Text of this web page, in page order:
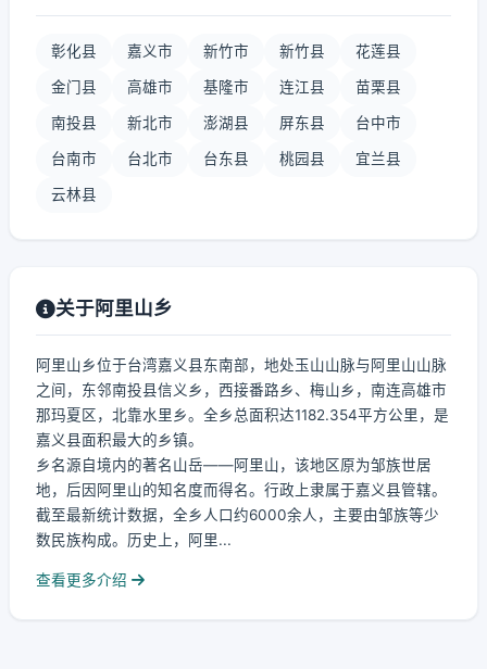
彰化县 嘉义市 新竹市 新竹县 花莲县
金门县 高雄市 基隆市 连江县 苗栗县
南投县 新北市 澎湖县 屏东县 台中市
台南市 台北市 台东县 桃园县 宜兰县
云林县
关于阿里山乡
阿里山乡位于台湾嘉义县东南部，地处玉山山脉与阿里山山脉
之间，东邻南投县信义乡，西接番路乡、梅山乡，南连高雄市
那玛夏区，北靠水里乡。全乡总面积达1182.354平方公里，是
嘉义县面积最大的乡镇。
乡名源自境内的著名山岳——阿里山，该地区原为邹族世居
地，后因阿里山的知名度而得名。行政上隶属于嘉义县管辖。
截至最新统计数据，全乡人口约6000余人，主要由邹族等少
数民族构成。历史上，阿里...
查看更多介绍